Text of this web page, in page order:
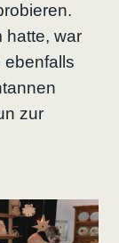
hatte, war
ebenfalls
zur